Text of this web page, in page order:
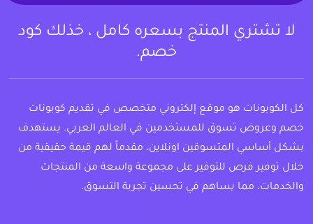
لا تشتري المنتج بسعره كامل ، خذلك كود
خصم.
كل الكوبونات هو موقع إلكتروني متخصص في تقديم كوبونات
خصم وعروض تسوق للمستخدمين في العالم العربي. يستهدف
بشكل أساسي المتسوقين اونلاين، مقدماً لهم قيمة حقيقية من
خلال توفير فرص للتوفير على مجموعة واسعة من المنتجات
والخدمات، مما يساهم في تحسين تجربة التسوق.